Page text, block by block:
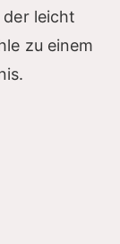
der leicht
zu einem